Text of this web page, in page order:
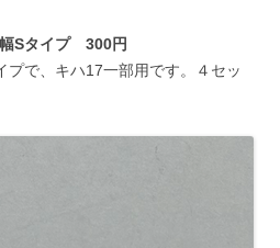
Sタイプ 300円
プで、キハ17一部用です。４セッ